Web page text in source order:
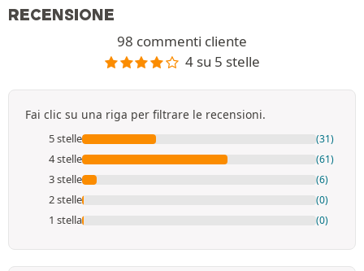
RECENSIONE
98 commenti cliente
4 su 5 stelle
Fai clic su una riga per filtrare le recensioni.
5 stelle (31)
4 stelle (61)
3 stelle (6)
2 stelle (0)
1 stella (0)